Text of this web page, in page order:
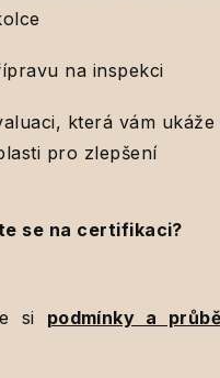
na inspekci
která vám
pro zlepšení
se na certifikaci?
si podmínky a